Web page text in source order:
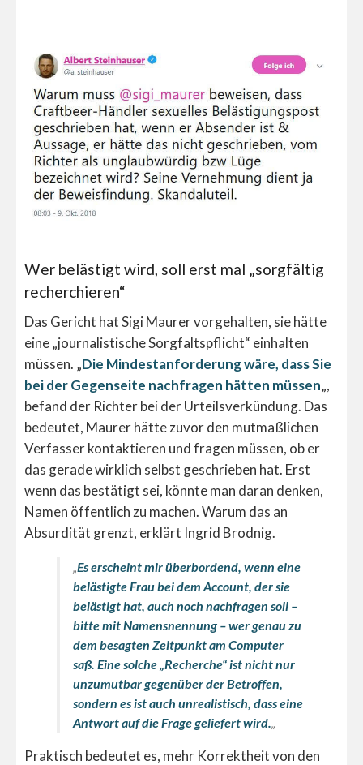
Wer belästigt wird, soll erst mal „sorgfältig
recherchieren“
Das Gericht hat Sigi Maurer vorgehalten, sie hätte
eine „journalistische Sorgfaltspflicht“ einhalten
müssen. „Die Mindestanforderung wäre, dass Sie
bei der Gegenseite nachfragen hätten müssen„,
befand der Richter bei der Urteilsverkündung. Das
bedeutet, Maurer hätte zuvor den mutmaßlichen
Verfasser kontaktieren und fragen müssen, ob er
das gerade wirklich selbst geschrieben hat. Erst
wenn das bestätigt sei, könnte man daran denken,
Namen öffentlich zu machen. Warum das an
Absurdität grenzt, erklärt Ingrid Brodnig.
Es erscheint mir überbordend, wenn eine
belästigte Frau bei dem Account, der sie
belästigt hat, auch noch nachfragen soll –
bitte mit Namensnennung – wer genau zu
dem besagten Zeitpunkt am Computer
saß. Eine solche „Recherche“ ist nicht nur
unzumutbar gegenüber der Betroffen,
sondern es ist auch unrealistisch, dass eine
Antwort auf die Frage geliefert wird.
Praktisch bedeutet es, mehr Korrektheit von den